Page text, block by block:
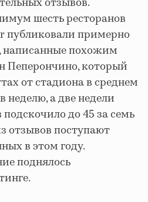
шесть ресторанов
публиковали примерно
написанные похожим
Пеперончино, который
от стадиона в среднем
неделю, а две недели
до 45 за семь
отзывов поступают
в этом году.
поднялось